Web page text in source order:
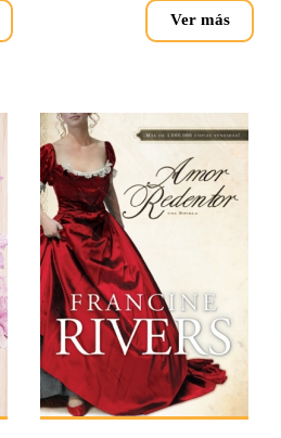
Ver más
amor_redentor.jpg